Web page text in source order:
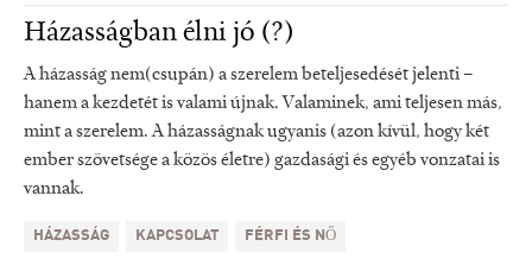
Házasságban élni jó (?)
A házasság nem(csupán) a szerelem beteljesedését jelenti –
hanem a kezdetét is valami újnak. Valaminek, ami teljesen más,
mint a szerelem. A házasságnak ugyanis (azon kívül, hogy két
ember szövetsége a közös életre) gazdasági és egyéb vonzatai is
vannak.
HÁZASSÁG KAPCSOLAT FÉRFI ÉS NŐ